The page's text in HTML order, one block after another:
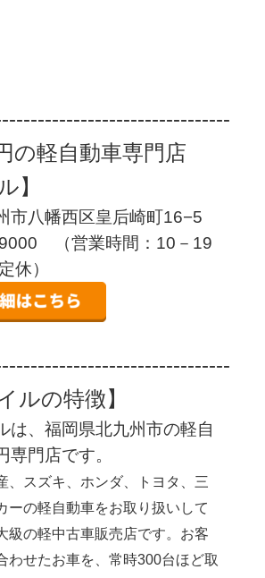
の軽自動車専門店
】
市八幡西区皇后崎町16−5
（営業時間：10－19
）
ルの特徴】
は、福岡県北九州市の軽自
専門店です。
、スズキ、ホンダ、トヨタ、三
ーの軽自動車をお取り扱いして
級の軽中古車販売店です。お客
わせたお車を、常時300台ほど取